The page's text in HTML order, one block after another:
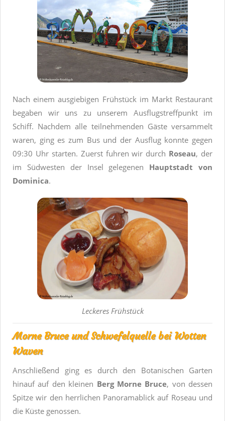
Nach einem ausgiebigen Frühstück im Markt Restaurant
begaben wir uns zu unserem Ausflugstreffpunkt im
Schiff. Nachdem alle teilnehmenden Gäste versammelt
waren, ging es zum Bus und der Ausflug konnte gegen
09:30 Uhr starten. Zuerst fuhren wir durch Roseau, der
im Südwesten der Insel gelegenen Hauptstadt von
Dominica.
Leckeres Frühstück
Morne Bruce und Schwefelquelle bei Wotten
Waven
Anschließend ging es durch den Botanischen Garten
hinauf auf den kleinen Berg Morne Bruce, von dessen
Spitze wir den herrlichen Panoramablick auf Roseau und
die Küste genossen.